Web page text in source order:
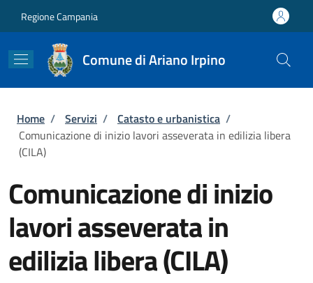
Regione Campania
Comune di Ariano Irpino
Briciole di pane
Home / Servizi / Catasto e urbanistica /
Comunicazione di inizio lavori asseverata in edilizia libera
(CILA)
Comunicazione di inizio
lavori asseverata in
edilizia libera (CILA)